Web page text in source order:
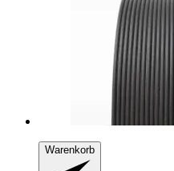
Warenkorb